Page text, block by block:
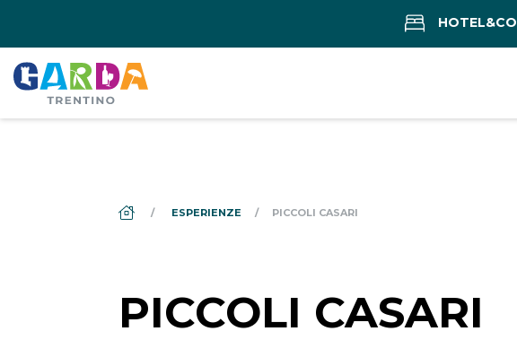
HOTEL&CO
DS_BREADCRUMB.HOME
ESPERIENZE PICCOLI CASARI
PICCOLI CASARI